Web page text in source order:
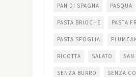
PAN DI SPAGNA PASQUA
PASTA BRIOCHE PASTA
PASTA SFOGLIA
RICOTTA SALATO SAN
SENZA BURRO SENZA